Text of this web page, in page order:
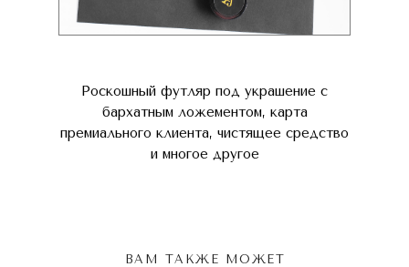
Роскошный футляр под украшение с
бархатным ложементом, карта
премиального клиента, чистящее средство
и многое другое
ВАМ ТАКЖЕ МОЖЕТ